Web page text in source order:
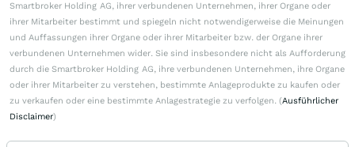
Smartbroker Holding AG, ihrer verbundenen Unternehmen, ihrer Organe oder
ihrer Mitarbeiter bestimmt und spiegeln nicht notwendigerweise die Meinungen
und Auffassungen ihrer Organe oder ihrer Mitarbeiter bzw. der Organe ihrer
verbundenen Unternehmen wider. Sie sind insbesondere nicht als Aufforderung
durch die Smartbroker Holding AG, ihre verbundenen Unternehmen, ihre Organe
oder ihrer Mitarbeiter zu verstehen, bestimmte Anlageprodukte zu kaufen oder
zu verkaufen oder eine bestimmte Anlagestrategie zu verfolgen. (Ausführlicher
Disclaimer)